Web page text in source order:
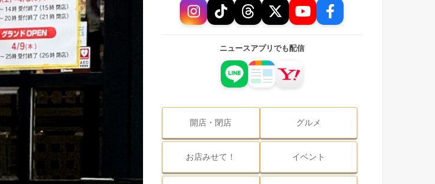
ニュースアプリでも配信
開店・閉店 グルメ
お店みせて！ イベント